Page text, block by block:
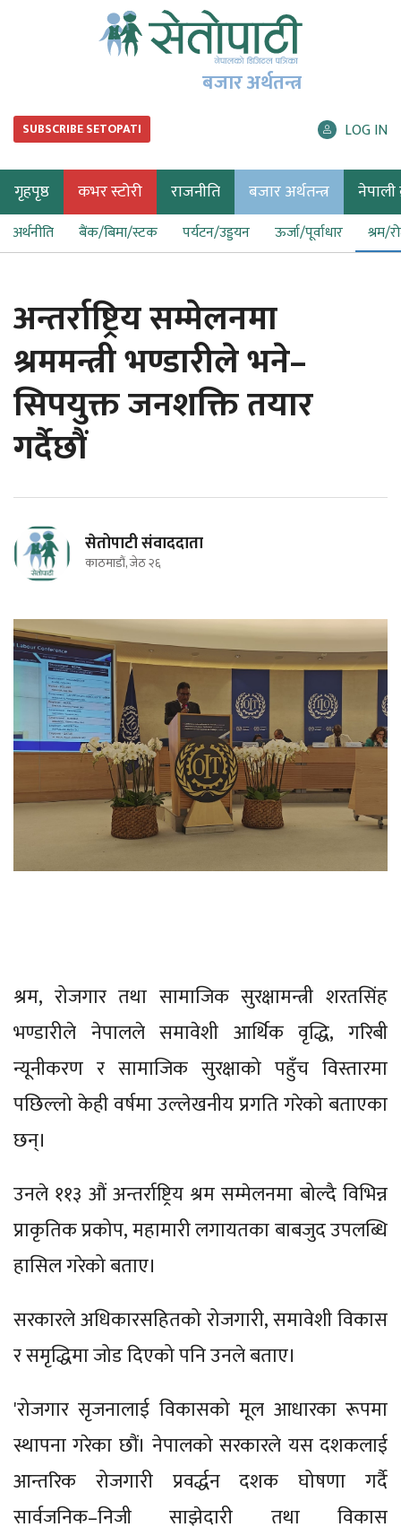
बजार अर्थतन्त्र
SUBSCRIBE SETOPATI LOG IN
गृहपृष्ठ कभर स्टोरी राजनीति बजार अर्थतन्त्र नेपाली
अर्थनीति बैंक/बिमा/स्टक पर्यटन/उड्डयन ऊर्जा/पूर्वाधार श्रम/
अन्तर्राष्ट्रिय सम्मेलनमा
श्रममन्त्री भण्डारीले भने–
सिपयुक्त जनशक्ति तयार
गर्दैछौं
सेतोपाटी संवाददाता
काठमाडौं, जेठ २६
श्रम, रोजगार तथा सामाजिक सुरक्षामन्त्री शरतसिंह
भण्डारीले नेपालले समावेशी आर्थिक वृद्धि, गरिबी
न्यूनीकरण र सामाजिक सुरक्षाको पहुँच विस्तारमा
पछिल्लो केही वर्षमा उल्लेखनीय प्रगति गरेको बताएका
छन्।
उनले ११३ औं अन्तर्राष्ट्रिय श्रम सम्मेलनमा बोल्दै विभिन्न
प्राकृतिक प्रकोप, महामारी लगायतका बाबजुद उपलब्धि
हासिल गरेको बताए।
सरकारले अधिकारसहितको रोजगारी, समावेशी विकास
र समृद्धिमा जोड दिएको पनि उनले बताए।
'रोजगार सृजनालाई विकासको मूल आधारका रूपमा
स्थापना गरेका छौं। नेपालको सरकारले यस दशकलाई
आन्तरिक रोजगारी प्रवर्द्धन दशक घोषणा गर्दै
सार्वजनिक–निजी साझेदारी तथा विकास